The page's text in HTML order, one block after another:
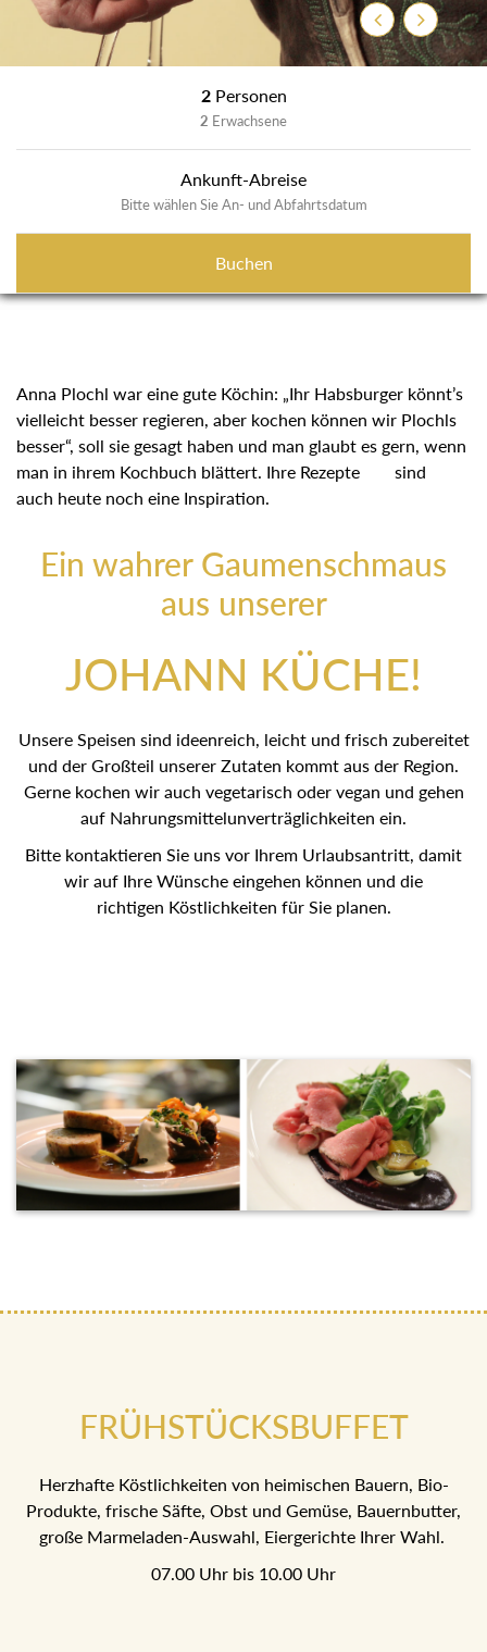
ZurückWeiter
2 Personen
2 Erwachsene
Ankunft-Abreise
Bitte wählen Sie An- und Abfahrtsdatum
Buchen
Anna Plochl war eine gute Köchin: „Ihr Habsburger könnt’s
vielleicht besser regieren, aber kochen können wir Plochls
besser“, soll sie gesagt haben und man glaubt es gern, wenn
man in ihrem Kochbuch blättert. Ihre Rezepte sind
auch heute noch eine Inspiration.
Ein wahrer Gaumenschmaus
aus unserer
JOHANN KÜCHE!
Unsere Speisen sind ideenreich, leicht und frisch zubereitet
und der Großteil unserer Zutaten kommt aus der Region.
Gerne kochen wir auch vegetarisch oder vegan und gehen
auf Nahrungsmittelunverträglichkeiten ein.
Bitte kontaktieren Sie uns vor Ihrem Urlaubsantritt, damit
wir auf Ihre Wünsche eingehen können und die
richtigen Köstlichkeiten für Sie planen.
FRÜHSTÜCKSBUFFET
Herzhafte Köstlichkeiten von heimischen Bauern, Bio-
Produkte, frische Säfte, Obst und Gemüse, Bauernbutter,
große Marmeladen-Auswahl, Eiergerichte Ihrer Wahl.
07.00 Uhr bis 10.00 Uhr